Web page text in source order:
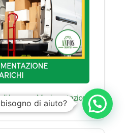
Lavoro : Movimentazione
carichidi aiuto?